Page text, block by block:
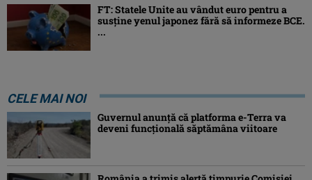
FT: Statele Unite au vândut euro pentru a
susține yenul japonez fără să informeze BCE.
...
CELE MAI NOI
Guvernul anunță că platforma e-Terra va
deveni funcţională săptămâna viitoare